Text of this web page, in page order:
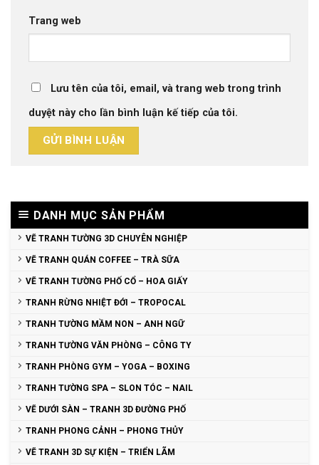
Trang web
Lưu tên của tôi, email, và trang web trong trình
duyệt này cho lần bình luận kế tiếp của tôi.
DANH MỤC SẢN PHẨM
VẼ TRANH TƯỜNG 3D CHUYÊN NGHIỆP
VẼ TRANH QUÁN COFFEE – TRÀ SỮA
VẼ TRANH TƯỜNG PHỐ CỔ – HOA GIẤY
TRANH RỪNG NHIỆT ĐỚI – TROPOCAL
TRANH TƯỜNG MẦM NON – ANH NGỮ
TRANH TƯỜNG VĂN PHÒNG – CÔNG TY
TRANH PHÒNG GYM – YOGA – BOXING
TRANH TƯỜNG SPA – SLON TÓC – NAIL
VẼ DƯỚI SÀN – TRANH 3D ĐƯỜNG PHỐ
TRANH PHONG CẢNH – PHONG THỦY
VẼ TRANH 3D SỰ KIỆN – TRIỂN LÃM